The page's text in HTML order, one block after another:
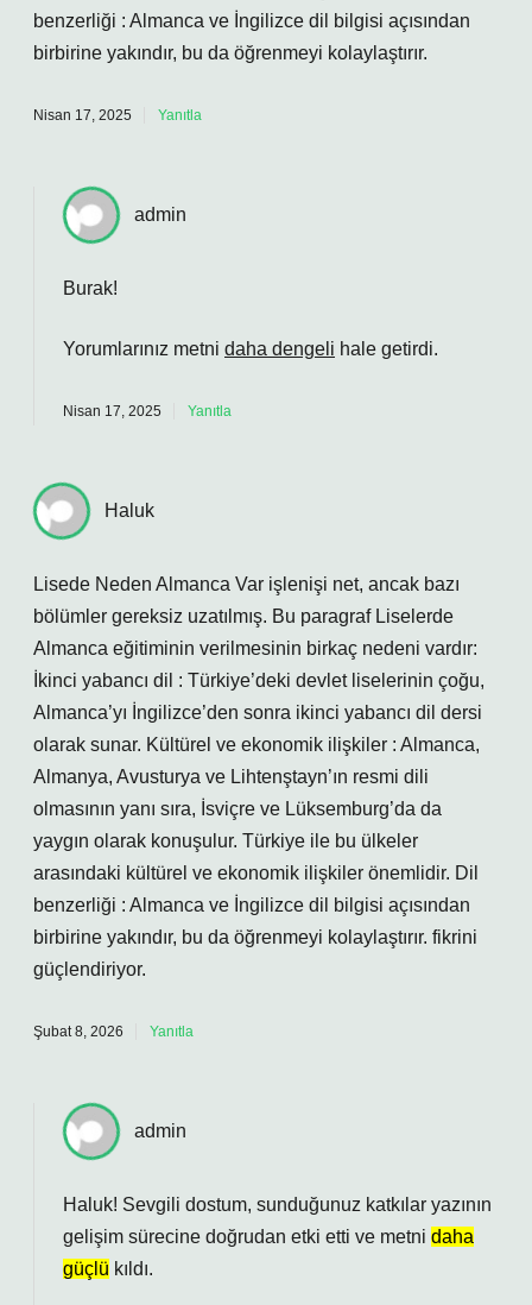
benzerliği : Almanca ve İngilizce dil bilgisi açısından
birbirine yakındır, bu da öğrenmeyi kolaylaştırır.
Nisan 17, 2025 Yanıtla
admin
Burak!
Yorumlarınız metni daha dengeli hale getirdi.
Nisan 17, 2025 Yanıtla
Haluk
Lisede Neden Almanca Var işlenişi net, ancak bazı
bölümler gereksiz uzatılmış. Bu paragraf Liselerde
Almanca eğitiminin verilmesinin birkaç nedeni vardır:
İkinci yabancı dil : Türkiye’deki devlet liselerinin çoğu,
Almanca’yı İngilizce’den sonra ikinci yabancı dil dersi
olarak sunar. Kültürel ve ekonomik ilişkiler : Almanca,
Almanya, Avusturya ve Lihtenştayn’ın resmi dili
olmasının yanı sıra, İsviçre ve Lüksemburg’da da
yaygın olarak konuşulur. Türkiye ile bu ülkeler
arasındaki kültürel ve ekonomik ilişkiler önemlidir. Dil
benzerliği : Almanca ve İngilizce dil bilgisi açısından
birbirine yakındır, bu da öğrenmeyi kolaylaştırır. fikrini
güçlendiriyor.
Şubat 8, 2026 Yanıtla
admin
Haluk! Sevgili dostum, sunduğunuz katkılar yazının
gelişim sürecine doğrudan etki etti ve metni daha
güçlü kıldı.